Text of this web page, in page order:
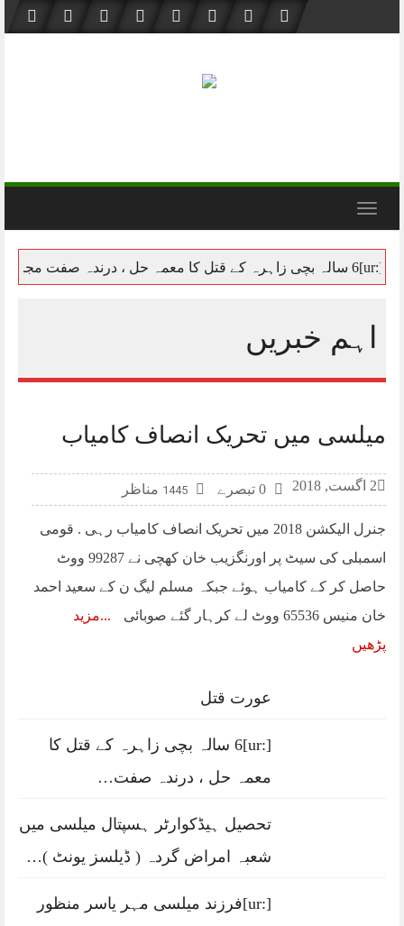
content
Toggle navigation
اہم خبریں
میلسی میں تحریک انصاف کامیاب
2 اگست, 2018 1445 مناظر
جنرل الیکشن 2018 میں تحریک انصاف کامیاب رہی . قومی
اسمبلی کی سیٹ پر اورنگزیب خان کھچی نے 99287 ووٹ
حاصل کر کے کامیاب ہوئے جبکہ مسلم لیگ ن کے سعید احمد
خان منیس 65536 ووٹ لے کرہار گئے صوبائی
مزید
پڑھیں
عورت قتل
[:ur]6 سالہ بچی زاہرہ کے قتل کا
معمہ حل ، درندہ صفت…
تحصیل ہیڈکوارٹر ہسپتال میلسی میں
شعبہ امراض گردہ ( ڈیلسز یونٹ )…
[:ur]فرزند میلسی مہر یاسر منظور